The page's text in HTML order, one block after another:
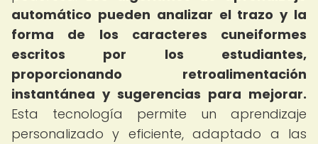
automático pueden analizar el trazo y la
forma de los caracteres cuneiformes
escritos por los estudiantes,
proporcionando retroalimentación
instantánea y sugerencias para mejorar.
Esta tecnología permite un aprendizaje
personalizado y eficiente, adaptado a las